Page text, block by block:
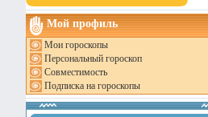
Мой профиль
Мои гороскопы
Персональный гороскоп
Совместимость
Подписка на гороскопы